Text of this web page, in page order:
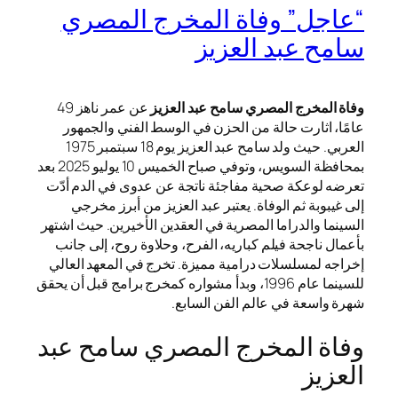
“عاجل” وفاة المخرج المصري
سامح عبد العزيز
وفاة المخرج المصري سامح عبد العزيز
عن عمر ناهز 49
عامًا، اثارت حالة من الحزن في الوسط الفني والجمهور
العربي. حيث ولد سامح عبد العزيز يوم 18 سبتمبر 1975
بمحافظة السويس، وتوفي صباح الخميس 10 يوليو 2025 بعد
تعرضه لوعكة صحية مفاجئة ناتجة عن عدوى في الدم أدّت
إلى غيبوبة ثم الوفاة. يعتبر عبد العزيز من أبرز مخرجي
السينما والدراما المصرية في العقدين الأخيرين. حيث اشتهر
بأعمال ناجحة فيلم كباريه، الفرح، وحلاوة روح، إلى جانب
إخراجه لمسلسلات درامية مميزة. تخرج في المعهد العالي
للسينما عام 1996، وبدأ مشواره كمخرج برامج قبل أن يحقق
شهرة واسعة في عالم الفن السابع.
وفاة المخرج المصري سامح عبد
العزيز